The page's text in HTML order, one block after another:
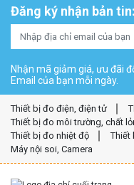
Đăng ký nhận bản tin:
Nhận mã giảm giá, ưu đãi
Email của bạn mỗi ngày.
Thiết bị đo điện, điện tử
Thiết bị đo môi trường, chất
Thiết bị đo nhiệt độ
Thiết
Máy nội soi, Camera